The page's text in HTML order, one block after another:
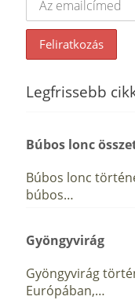
Legfrissebb
Búbos lonc
Búbos lonc
búbos…
Gyöngyvirág
Gyöngyvirág
Európában,…